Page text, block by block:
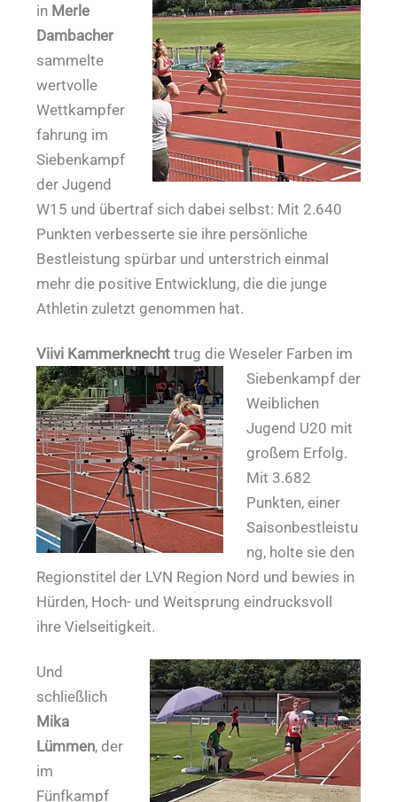
in Merle
Dambacher
sammelte
wertvolle
Wettkampfer
fahrung im
Siebenkampf
der Jugend
W15 und übertraf sich dabei selbst: Mit 2.640
Punkten verbesserte sie ihre persönliche
Bestleistung spürbar und unterstrich einmal
mehr die positive Entwicklung, die die junge
Athletin zuletzt genommen hat.
Viivi Kammerknecht trug die Weseler Farben im
Siebenkampf der
Weiblichen
Jugend U20 mit
großem Erfolg.
Mit 3.682
Punkten, einer
Saisonbestleistu
ng, holte sie den
Regionstitel der LVN Region Nord und bewies in
Hürden, Hoch- und Weitsprung eindrucksvoll
ihre Vielseitigkeit.
Und
schließlich
Mika
Lümmen, der
im
Fünfkampf